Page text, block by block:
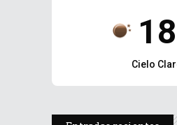
Cielo